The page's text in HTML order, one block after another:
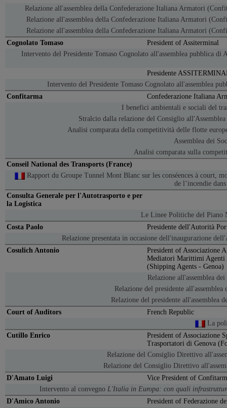
Relazione all'assemblea della Confederazione Italiana Armatori
Relazione all'assemblea della Confederazione Italiana Armatori
Relazione all'assemblea della Confederazione Italiana Armatori
Cognolato Tomaso
President of Assiterminal
Intervento del Presidente Tomaso Cognolato all'assemblea pubblica di
Presidente
Intervento del Presidente Tomaso Cognolato all'assemblea
Confitarma
Confederazione Italiana
I benefici ambientali e sociali del
Stralcio dalla relazione del Consiglio
Analisi comparata della competitività delle flotte
Assemblea dei
Analisi comparata sulla
Conseil National des Transports (France)
Rapport du Groupe Tunnel Mont Blanc sur les conséences à court,
de l’incendie
Consulta Generale per l'Autotrasporto e per
la Logistica
Le Linee Politiche del Piano
Costa Paolo
Presidente dell'Autorità
Relazione presentata in occasione dell'inaugurazione
Cosulich Antonio
President of Associazione
Mediatori Marittimi Agenti
(Shipping Agents - Genoa)
Relazione all'assemblea
Relazione del presidente
Relazione del presidente all'assemblea
Court of Auditors
French Republic
La
Cutillo Enrico
President of Associazione
Trasportatori di Genova
Relazione del Consiglio Direttivo
Relazione del Consiglio Direttivo
D'Amato Luigi
Vice President of
Intervento al convegno L'Italia in Europa: con quali
D'Amico Antonio
President of Federazione